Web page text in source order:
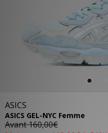
ASICS
ASICS GEL-NYC Femme
Avant160,00€